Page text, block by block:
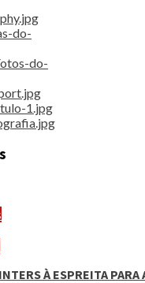
À ESPREITA PARA